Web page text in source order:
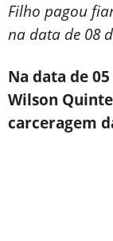
Filho pagou
na data de 08
Na data de
Wilson
carceragem